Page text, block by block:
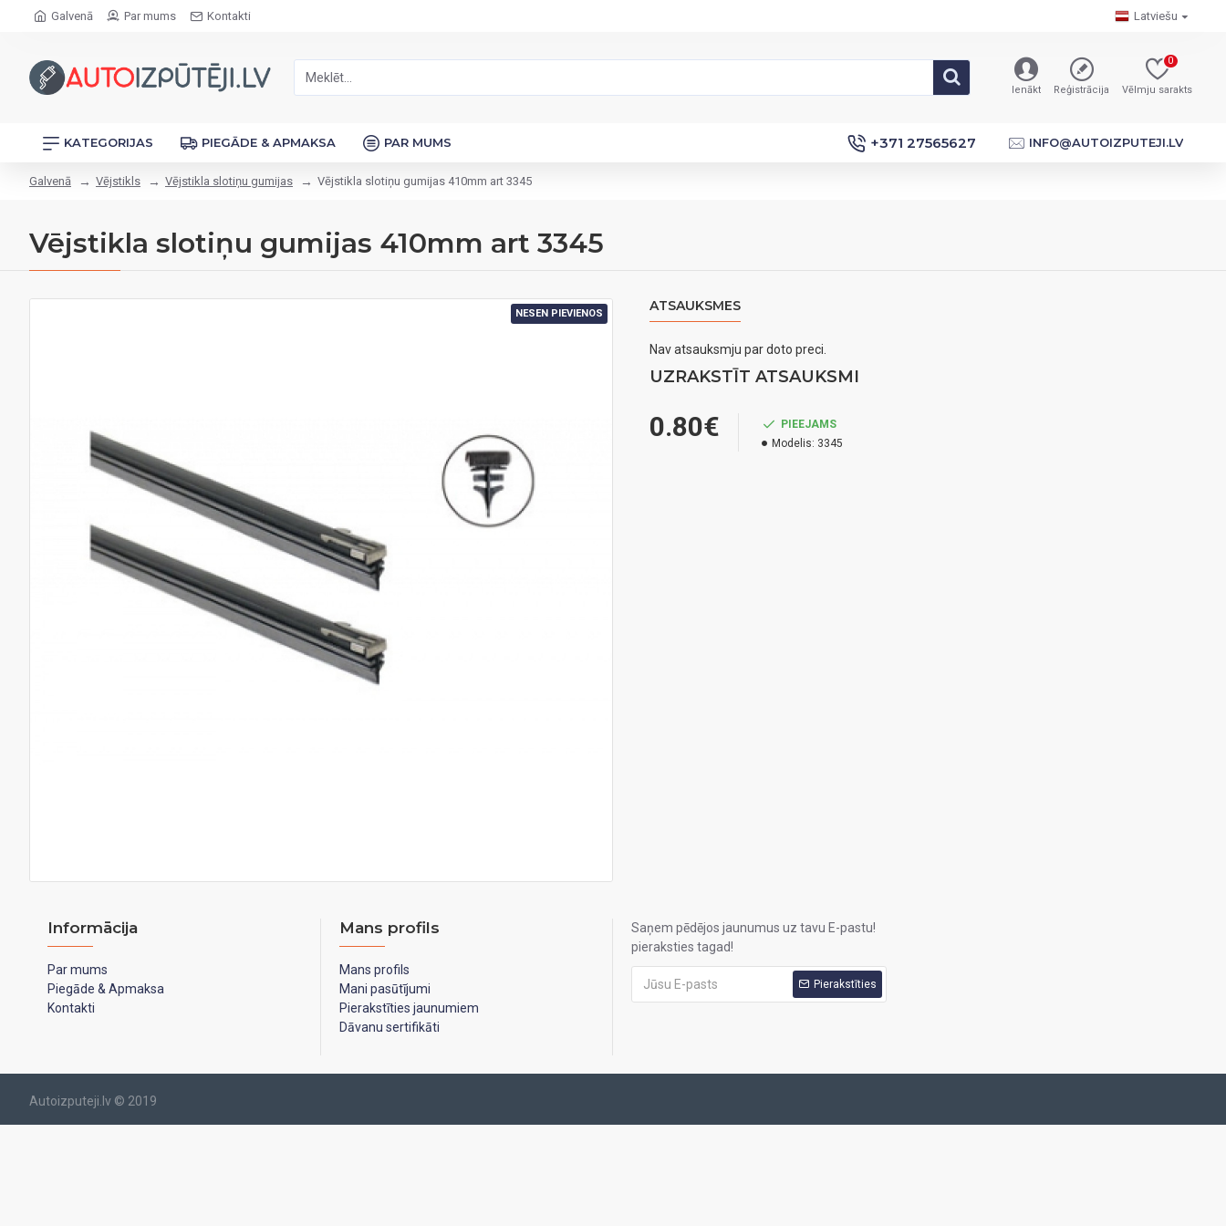
Galvenā Par mums Kontakti Latviešu
Ienākt Reģistrācija Vēlmju sarakts
0
KATEGORIJAS PIEGĀDE & APMAKSA PAR MUMS +371 27565627 INFO@AUTOIZPUTEJI.LV
Galvenā Vējstikls Vējstikla slotiņu gumijas Vējstikla slotiņu gumijas 410mm art 3345
Vējstikla slotiņu gumijas 410mm art 3345
NESEN PIEVIENOS ATSAUKSMES
Nav atsauksmju par doto preci.
UZRAKSTĪT ATSAUKSMI
0.80€
PIEEJAMS
Modelis: 3345
Informācija
Par mums
Piegāde & Apmaksa
Kontakti
Mans profils
Mans profils
Mani pasūtījumi
Pierakstīties jaunumiem
Dāvanu sertifikāti
Saņem pēdējos jaunumus uz tavu E-pastu!
pieraksties tagad!
Pierakstīties
Autoizputeji.lv © 2019